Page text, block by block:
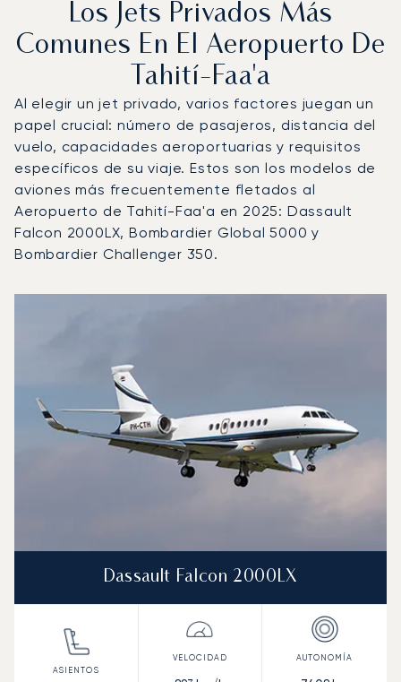
Los Jets Privados Más
Comunes En El Aeropuerto De
Tahití-Faa'a
Al elegir un jet privado, varios factores juegan un
papel crucial: número de pasajeros, distancia del
vuelo, capacidades aeroportuarias y requisitos
específicos de su viaje. Estos son los modelos de
aviones más frecuentemente fletados al
Aeropuerto de Tahití-Faa'a en 2025: Dassault
Falcon 2000LX, Bombardier Global 5000 y
Bombardier Challenger 350.
Dassault Falcon 2000LX